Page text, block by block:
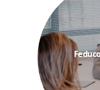
De
Feducon
voor
combinatie